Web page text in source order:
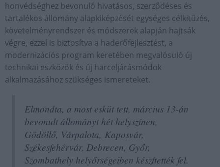
honvédséghez bevonuló hivatásos, szerződéses és
tartalékos állomány alapkiképzését egységes célkitűzés,
követelményrendszer és módszerek alapján hajtsák
végre, ezzel is biztosítva a haderőfejlesztést, a
modernizációs program keretében megvalósuló új
technikai eszközök és új harceljárásmódok
alkalmazásához szükséges ismereteket.
Elmondta, a most esküt tett, március 13-án
bevonult állományt hét helyszínen,
Gödöllő, Várpalota, Kaposvár,
Székesfehérvár, Debrecen, Győr,
Szombathely helyőrségeiben készítették fel.